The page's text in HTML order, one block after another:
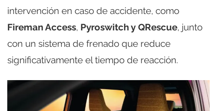
intervención en caso de accidente, como
Fireman Access, Pyroswitch y QRescue, junto
con un sistema de frenado que reduce
significativamente el tiempo de reacción.